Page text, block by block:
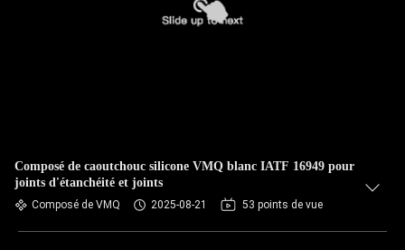
Composé de caoutchouc silicone VMQ blanc IATF 16949 pour
joints d'étanchéité et joints
Composé de VMQ 2025-08-21 53 points de vue